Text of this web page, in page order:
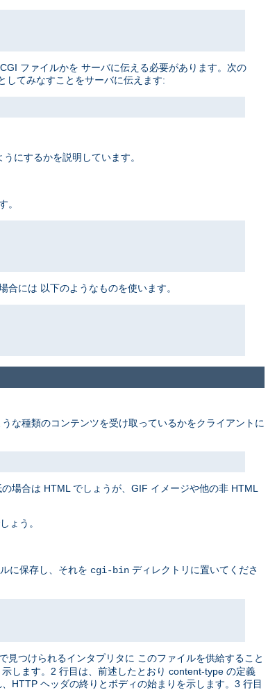
ファイルかを サーバに伝える必要があります。次の
してみなすことをサーバに伝えます:
にするかを説明しています。
。
には 以下のようなものを使います。
な種類のコンテンツを受け取っているかをクライアントに
場合は HTML でしょうが、GIF イメージや他の非 HTML
ょう。
に保存し、それを cgi-bin ディレクトリに置いてくださ
で見つけられるインタプリタに このファイルを供給すること
します。2 行目は、前述したとおり content-type の定義
HTTP ヘッダの終りとボディの始まりを示します。3 行目